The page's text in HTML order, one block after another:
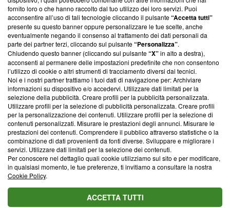
ancora membro del programma, ma ha richiesto di farne
parte; Trust Project non ha ancora effettuato una verifica di
conformità agli standard.
Su di noi
Team editoriale
Corporate
Redazione
Informativa Privacy
Cookie Policy
Blasting SA, IDI CHE-247.845.224, Via Carlo Frasca, 3 - 6900
Lugano (Svizzera) Tel:+39 0690258937
© 2026 Blasting News
fornito loro o che hanno raccolto dal tuo utilizzo dei loro servizi. Puoi
acconsentire all’uso di tali tecnologie cliccando il pulsante“Accetta tutti”
presente su questo banner oppure personalizzare le tue scelte, anche
eventualmente negando il consenso al trattamento dei dati personali da
parte dei partner terzi, cliccando sul pulsante“Personalizza”.
Chiudendo questo banner (cliccando sul pulsante“X”in alto a destra),
acconsenti al permanere delle impostazioni predefinite che non consentono
l’utilizzo di cookie o altri strumenti di tracciamento diversi dai tecnici.
Noi e i nostri partner trattiamo i tuoi dati di navigazione per: Archiviare
informazioni su dispositivo e/o accedervi. Utilizzare dati limitati per la
selezione della pubblicità. Creare profili per la pubblicità personalizzata.
Utilizzare profili per la selezione di pubblicità personalizzata. Creare profili
per la personalizzazione dei contenuti. Utilizzare profili per la selezione di
contenuti personalizzati. Misurare le prestazioni degli annunci. Misurare le
prestazioni dei contenuti. Comprendere il pubblico attraverso statistiche o la
combinazione di dati provenienti da fonti diverse. Sviluppare e migliorare i
servizi. Utilizzare dati limitati per la selezione dei contenuti.
Per conoscere nel dettaglio quali cookie utilizziamo sul sito e per modificare,
in qualsiasi momento, le tue preferenze, ti invitiamo a consultare la nostra
Cookie Policy.
ACCETTA TUTTI